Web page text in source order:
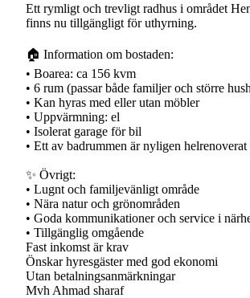
Ett rymligt och trevligt radhus i området
finns nu tillgängligt för uthyrning.
🏠 Information om bostaden:
• Boarea: ca 156 kvm
• 6 rum (passar både familjer och större
• Kan hyras med eller utan möbler
• Uppvärmning: el
• Isolerat garage för bil
• Ett av badrummen är nyligen helrenoverat
✨ Övrigt:
• Lugnt och familjevänligt område
• Nära natur och grönområden
• Goda kommunikationer och service i
• Tillgänglig omgående
Fast inkomst är krav
Önskar hyresgäster med god ekonomi
Utan betalningsanmärkningar
Mvh Ahmad sharaf